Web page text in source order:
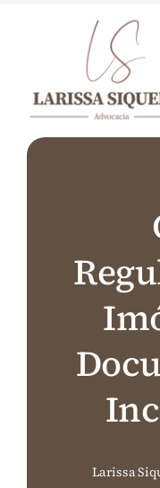
Home
Nossos
Áreas de Atuação
Larissa